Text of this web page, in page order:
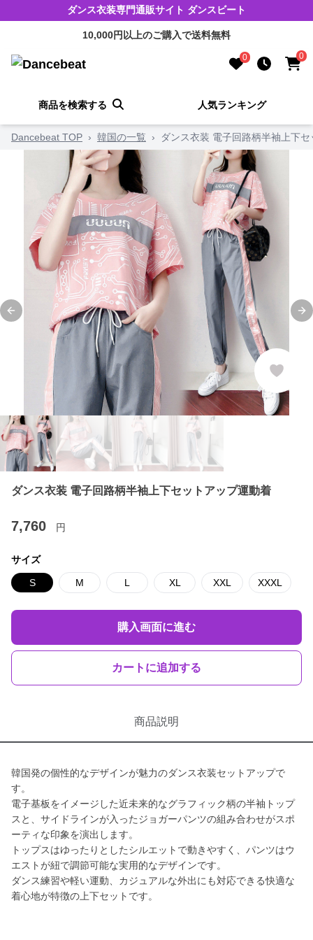
ダンス衣装専門通販サイト ダンスビート
10,000円以上のご購入で送料無料
0 0
商品を検索する 人気ランキング
Dancebeat TOP › 韓国の一覧 › ダンス衣装 電子回路柄半袖上下
Previous slide
ダンス衣装 電子回路柄半袖上下セットアップ運動着
7,760 円
サイズ
S M L XL XXL XXXL
購入画面に進む
カートに追加する
商品説明
韓国発の個性的なデザインが魅力のダンス衣装セットアップで
す。
電子基板をイメージした近未来的なグラフィック柄の半袖トップ
スと、サイドラインが入ったジョガーパンツの組み合わせがスポ
ーティな印象を演出します。
トップスはゆったりとしたシルエットで動きやすく、パンツはウ
エストが紐で調節可能な実用的なデザインです。
ダンス練習や軽い運動、カジュアルな外出にも対応できる快適な
着心地が特徴の上下セットです。